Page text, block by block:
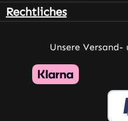
Rechtliches
Unsere Versand-